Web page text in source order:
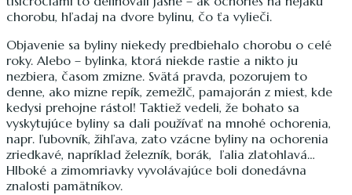
chorobu, hľadaj na dvore bylinu, čo ťa vylieči.
Objavenie sa byliny niekedy predbiehalo chorobu o celé
roky. Alebo – bylinka, ktorá niekde rastie a nikto ju
nezbiera, časom zmizne. Svätá pravda, pozorujem to
denne, ako mizne repík, zemežlč, pamajorán z miest, kde
kedysi prehojne rástol! Taktiež vedeli, že bohato sa
vyskytujúce byliny sa dali používať na mnohé ochorenia,
napr. ľubovník, žihľava, zato vzácne byliny na ochorenia
zriedkavé, napríklad železník, borák, ľalia zlatohlavá…
Hlboké a zimomriavky vyvolávajúce boli donedávna
znalosti pamätníkov.